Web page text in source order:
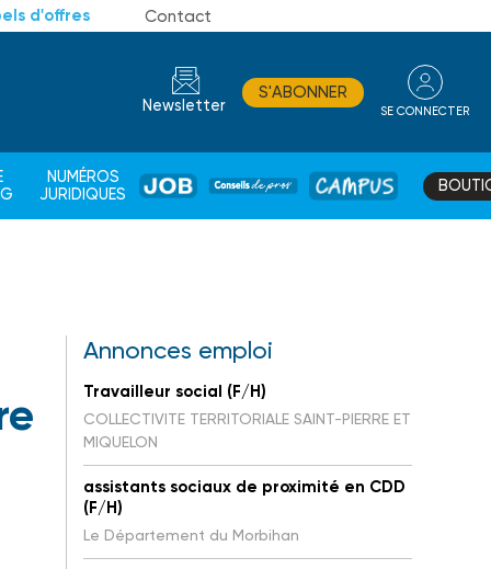
d'offres Contact
Newsletter
S'ABONNER
SE CONNECTER
NUMÉROS
JURIDIQUES
JOB
DE
CAMPUS
Annonces emploi
Travailleur social (F/H)
COLLECTIVITE TERRITORIALE SAINT-PIERRE ET
MIQUELON
assistants sociaux de proximité en CDD
(F/H)
Le Département du Morbihan